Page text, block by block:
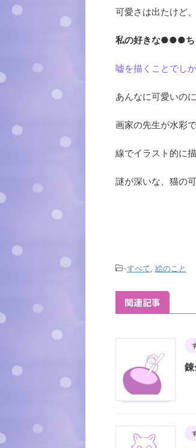
可愛さは出たけど、
私の好きな●●●ち
嘘を描くことでし
あんなに可愛いのに
画家の先生が水彩
線でイラスト的に
謎が深いな、猫の可
-すべて 絵のこと
関連記事